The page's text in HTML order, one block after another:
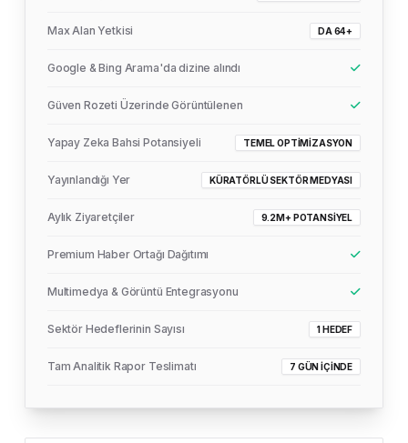
Max Alan Yetkisi DA 64+
Google & Bing Arama'da dizine alındı
Güven Rozeti Üzerinde Görüntülenen
Yapay Zeka Bahsi Potansiyeli TEMEL OPTIMIZASYON
Yayınlandığı Yer KÜRATÖRLÜ SEKTÖR MEDYASI
Aylık Ziyaretçiler 9.2M+ POTANSIYEL
Premium Haber Ortağı Dağıtımı
Multimedya & Görüntü Entegrasyonu
Sektör Hedeflerinin Sayısı 1 HEDEF
Tam Analitik Rapor Teslimatı 7 GÜN İÇINDE